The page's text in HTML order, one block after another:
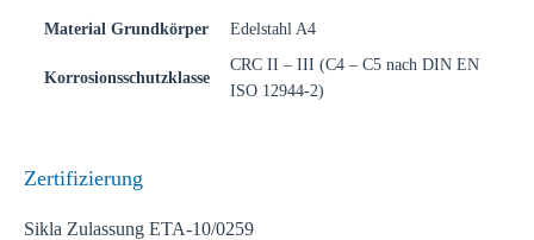
Material Grundkörper Edelstahl A4
Korrosionsschutzklasse
CRC II – III (C4 – C5 nach DIN EN
ISO 12944-2)
Zertifizierung
Sikla Zulassung ETA-10/0259